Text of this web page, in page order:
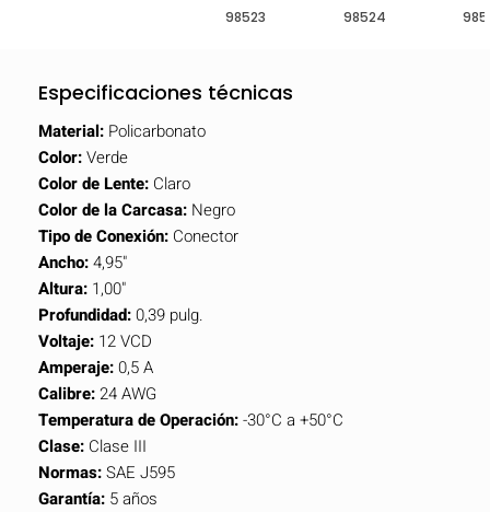
98523 98524
Especificaciones técnicas
Material: Policarbonato
Color:Verde
Color de Lente: Claro
Color de la Carcasa: Negro
Tipo de Conexión: Conector
Ancho:4,95"
Altura: 1,00"
Profundidad:0,39 pulg.
Voltaje: 12 VCD
Amperaje:0,5 A
Calibre:24 AWG
Temperatura de Operación:-30°C a +50°C
Clase: Clase III
Normas:SAE J595
Garantía: 5 años